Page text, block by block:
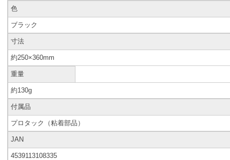
色
ブラック
寸法
約250×360mm
重量
約130g
付属品
プロタック（粘着部品）
JAN
4539113108335